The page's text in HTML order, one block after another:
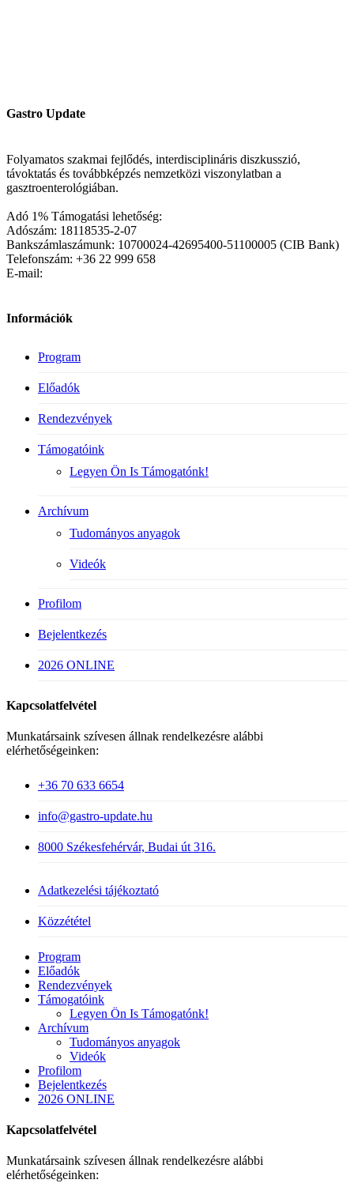
Gastro Update
Folyamatos szakmai fejlődés, interdisciplináris diszkusszió,
távoktatás és továbbképzés nemzetközi viszonylatban a
gasztroenterológiában.
Adó 1% Támogatási lehetőség:
Adószám: 18118535-2-07
Bankszámlaszámunk: 10700024-42695400-51100005 (CIB Bank)
Telefonszám: +36 22 999 658
E-mail:
Információk
Program
Előadók
Rendezvények
Támogatóink
Legyen Ön Is Támogatónk!
Archívum
Tudományos anyagok
Videók
Profilom
Bejelentkezés
2026 ONLINE
Kapcsolatfelvétel
Munkatársaink szívesen állnak rendelkezésre alábbi
elérhetőségeinken:
+36 70 633 6654
info@gastro-update.hu
8000 Székesfehérvár, Budai út 316.
Adatkezelési tájékoztató
Közzététel
Close
Menu
Program
Előadók
Rendezvények
Támogatóink
Legyen Ön Is Támogatónk!
Archívum
Tudományos anyagok
Videók
Profilom
Bejelentkezés
2026 ONLINE
Kapcsolatfelvétel
Munkatársaink szívesen állnak rendelkezésre alábbi
elérhetőségeinken: